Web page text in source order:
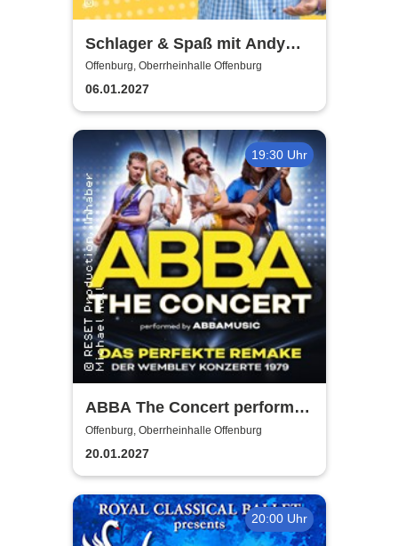
Schlager & Spaß mit Andy
Borg und Gästen
Offenburg, Oberrheinhalle Offenburg
06.01.2027
19:30 Uhr
ABBA The Concert performed
by ABBAMUSIC
Offenburg, Oberrheinhalle Offenburg
20.01.2027
20:00 Uhr